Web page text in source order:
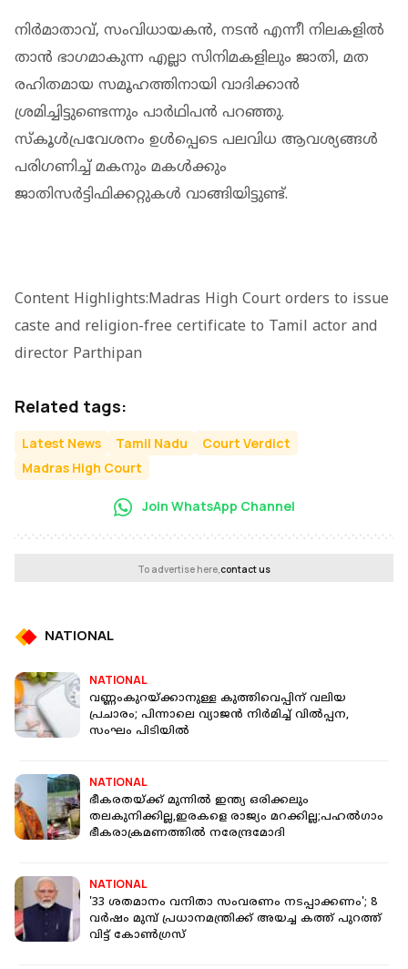
നിർമാതാവ്, സംവിധായകൻ, നടൻ എന്നീ നിലകളിൽ
താൻ ഭാഗമാകുന്ന എല്ലാ സിനിമകളിലും ജാതി, മത
രഹിതമായ സമൂഹത്തിനായി വാദിക്കാൻ
ശ്രമിച്ചിട്ടുണ്ടെന്നും പാർഥിപൻ പറഞ്ഞു.
സ്കൂ‌ൾപ്രവേശനം ഉൾപ്പെടെ പലവിധ ആവശ്യങ്ങൾ
പരിഗണിച്ച് മകനും മകൾക്കും
ജാതിസർട്ടിഫിക്കറ്റുകൾ വാങ്ങിയിട്ടുണ്ട്.
Content Highlights:Madras High Court orders to issue
caste and religion-free certificate to Tamil actor and
director Parthipan
Related tags:
Latest News Tamil Nadu
Court Verdict
Madras High Court
Join WhatsApp Channel
To advertise here,contact us
NATIONAL
NATIONAL
വണ്ണംകുറയ്ക്കാനുള്ള കുത്തിവെപ്പിന് വലിയ
പ്രചാരം; പിന്നാലെ വ്യാജൻ നിർമിച്ച് വില്‍പ്പന,
സംഘം പിടിയിൽ
NATIONAL
ഭീകരതയ്ക്ക് മുന്നിൽ ഇന്ത്യ ഒരിക്കലും
തലകുനിക്കില്ല,ഇരകളെ രാജ്യം മറക്കില്ല;പഹൽഗാം
ഭീകരാക്രമണത്തിൽ നരേന്ദ്രമോദി
NATIONAL
'33 ശതമാനം വനിതാ സംവരണം നടപ്പാക്കണം'; 8
വർഷം മുമ്പ് പ്രധാനമന്ത്രിക്ക് അയച്ച കത്ത് പുറത്ത്
വിട്ട് കോൺഗ്രസ്